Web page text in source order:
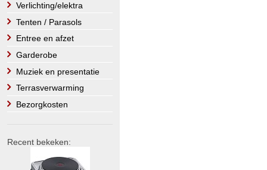
Verlichting/elektra
Tenten / Parasols
Entree en afzet
Garderobe
Muziek en presentatie
Terrasverwarming
Bezorgkosten
Recent bekeken: